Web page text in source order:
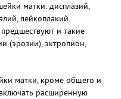
матки: дисплазий,
лейкоплакий.
и такие
(эрозии), эктропион,
матки, кроме общего и
расширенную